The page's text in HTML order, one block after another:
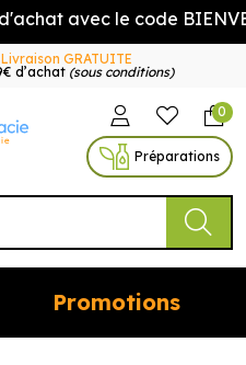
avec le code
Livraison GRATUITE
d’achat (sous conditions)
Autour de la Pharmacie
0
Préparations
Promotions